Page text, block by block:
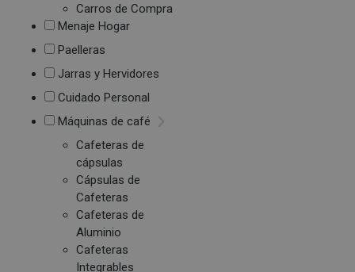
Carros de Compra
Menaje Hogar
Paelleras
Jarras y Hervidores
Cuidado Personal
Máquinas de café
Cafeteras de
cápsulas
Cápsulas de
Cafeteras
Cafeteras de
Aluminio
Cafeteras
Integrables